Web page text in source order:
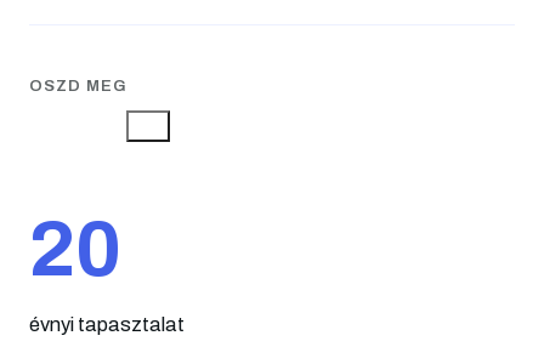
OSZD MEG
20
évnyi tapasztalat